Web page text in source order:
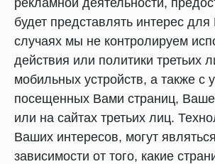
рекламной деятельности,
будет представлять интерес
случаях мы не контролируем
действия или политики третьих
мобильных устройств, а также
посещенных Вами страниц,
или на сайтах третьих лиц.
Ваших интересов, могут
зависимости от того, какие